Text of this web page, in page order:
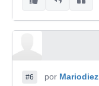
#6 por Mariodiez